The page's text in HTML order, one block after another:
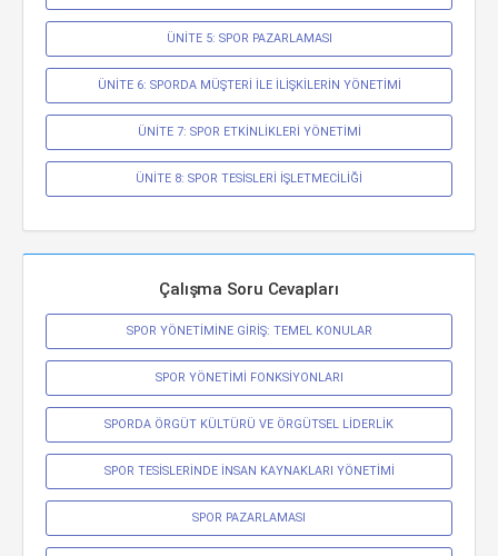
ÜNİTE 5: SPOR PAZARLAMASI
ÜNİTE 6: SPORDA MÜŞTERİ İLE İLİŞKİLERİN YÖNETİMİ
ÜNİTE 7: SPOR ETKİNLİKLERİ YÖNETİMİ
ÜNİTE 8: SPOR TESİSLERİ İŞLETMECİLİĞİ
Çalışma Soru Cevapları
SPOR YÖNETİMİNE GİRİŞ: TEMEL KONULAR
SPOR YÖNETİMİ FONKSİYONLARI
SPORDA ÖRGÜT KÜLTÜRÜ VE ÖRGÜTSEL LİDERLİK
SPOR TESİSLERİNDE İNSAN KAYNAKLARI YÖNETİMİ
SPOR PAZARLAMASI